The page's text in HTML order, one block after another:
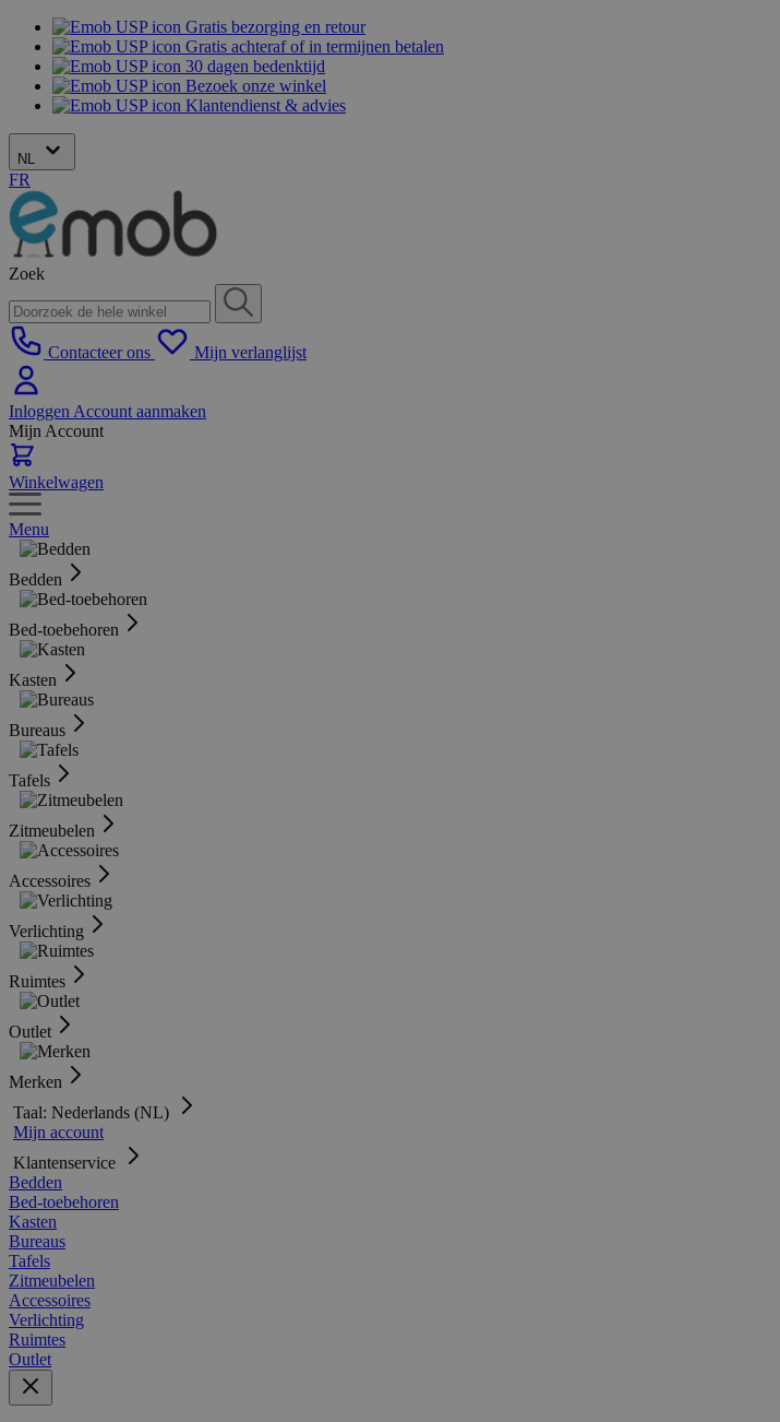
Gratis bezorging en retour
Gratis achteraf of in termijnen betalen
30 dagen bedenktijd
Bezoek onze winkel
Klantendienst & advies
NL
FR
Zoek
Contacteer ons Mijn verlanglijst
Inloggen Account aanmaken
Mijn Account
Winkelwagen
Menu
Bedden
Bed-toebehoren
Kasten
Bureaus
Tafels
Zitmeubelen
Accessoires
Verlichting
Ruimtes
Outlet
Merken
Taal: Nederlands (NL)
Mijn account
Klantenservice
Bedden
Bed-toebehoren
Kasten
Bureaus
Tafels
Zitmeubelen
Accessoires
Verlichting
Ruimtes
Outlet